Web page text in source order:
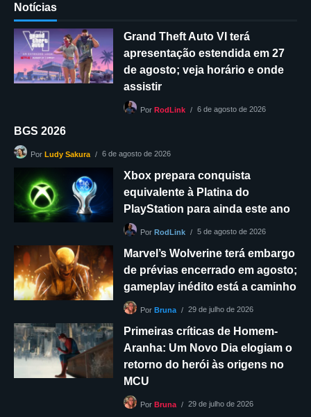
Notícias
Grand Theft Auto VI terá
apresentação estendida em 27
de agosto; veja horário e onde
assistir
Por RodLink 6 de agosto de 2026
BGS 2026
Por Ludy Sakura 6 de agosto de 2026
Xbox prepara conquista
equivalente à Platina do
PlayStation para ainda este ano
Por RodLink 5 de agosto de 2026
Marvel’s Wolverine terá embargo
de prévias encerrado em agosto;
gameplay inédito está a caminho
Por Bruna 29 de julho de 2026
Primeiras críticas de Homem-
Aranha: Um Novo Dia elogiam o
retorno do herói às origens no
MCU
Por Bruna 29 de julho de 2026